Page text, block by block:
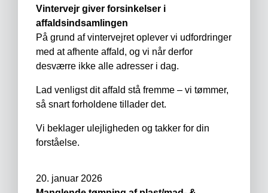
Vintervejr giver forsinkelser i
affaldsindsamlingen
På grund af vintervejret oplever vi udfordringer
med at afhente affald, og vi når derfor
desværre ikke alle adresser i dag.
Lad venligst dit affald stå fremme – vi tømmer,
så snart forholdene tillader det.
Vi beklager ulejligheden og takker for din
forståelse.
20. januar 2026